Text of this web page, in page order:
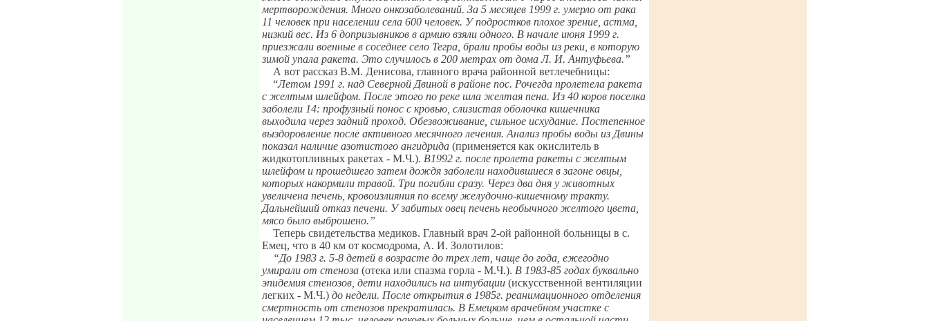
мертворождения. Много онкозаболеваний. За 5 месяцев 1999 г. умерло от рака
11 человек при населении села 600 человек. У подростков плохое зрение, астма,
низкий вес. Из 6 допризывников в армию взяли одного. В начале июня 1999 г.
приезжали военные в соседнее село Тегра, брали пробы воды из реки, в которую
зимой упала ракета. Это случилось в 200 метрах от дома Л. И. Антуфьева.”
А вот рассказ В.М. Денисова, главного врача районной ветлечебницы:
“Летом 1991 г. над Северной Двиной в районе пос. Рочегда пролетела ракета
с желтым шлейфом. После этого по реке шла желтая пена. Из 40 коров поселка
заболели 14: профузный понос с кровью, слизистая оболочка кишечника
выходила через задний проход. Обезвоживание, сильное исхудание. Постепенное
выздоровление после активного месячного лечения. Анализ пробы воды из Двины
показал наличие азотистого ангидрида (применяется как окислитель в
жидкотопливных ракетах - М.Ч.). В1992 г. после пролета ракеты с желтым
шлейфом и прошедшего затем дождя заболели находившиеся в загоне овцы,
которых накормили травой. Три погибли сразу. Через два дня у животных
увеличена печень, кровоизлияния по всему желудочно-кишечному тракту.
Дальнейший отказ печени. У забитых овец печень необычного желтого цвета,
мясо было выброшено.”
Теперь свидетельства медиков. Главный врач 2-ой районной больницы в с.
Емец, что в 40 км от космодрома, А. И. Золотилов:
“До 1983 г. 5-8 детей в возрасте до трех лет, чаще до года, ежегодно
умирали от стеноза (отека или спазма горла - М.Ч.). В 1983-85 годах буквально
эпидемия стенозов, дети находились на интубации (искусственной вентиляции
легких - М.Ч.) до недели. После открытия в 1985г. реанимационного отделения
смертность от стенозов прекратилась. В Емецком врачебном участке с